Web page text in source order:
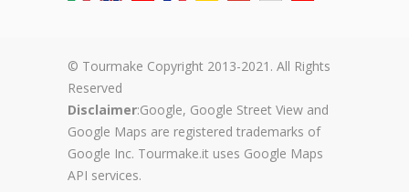
© Tourmake Copyright 2013-2021. All Rights
Reserved
Disclaimer:Google, Google Street View and
Google Maps are registered trademarks of
Google Inc. Tourmake.it uses Google Maps
API services.